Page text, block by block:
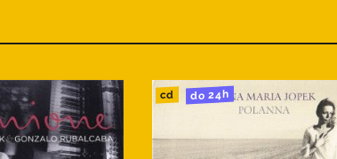
cd do 24h